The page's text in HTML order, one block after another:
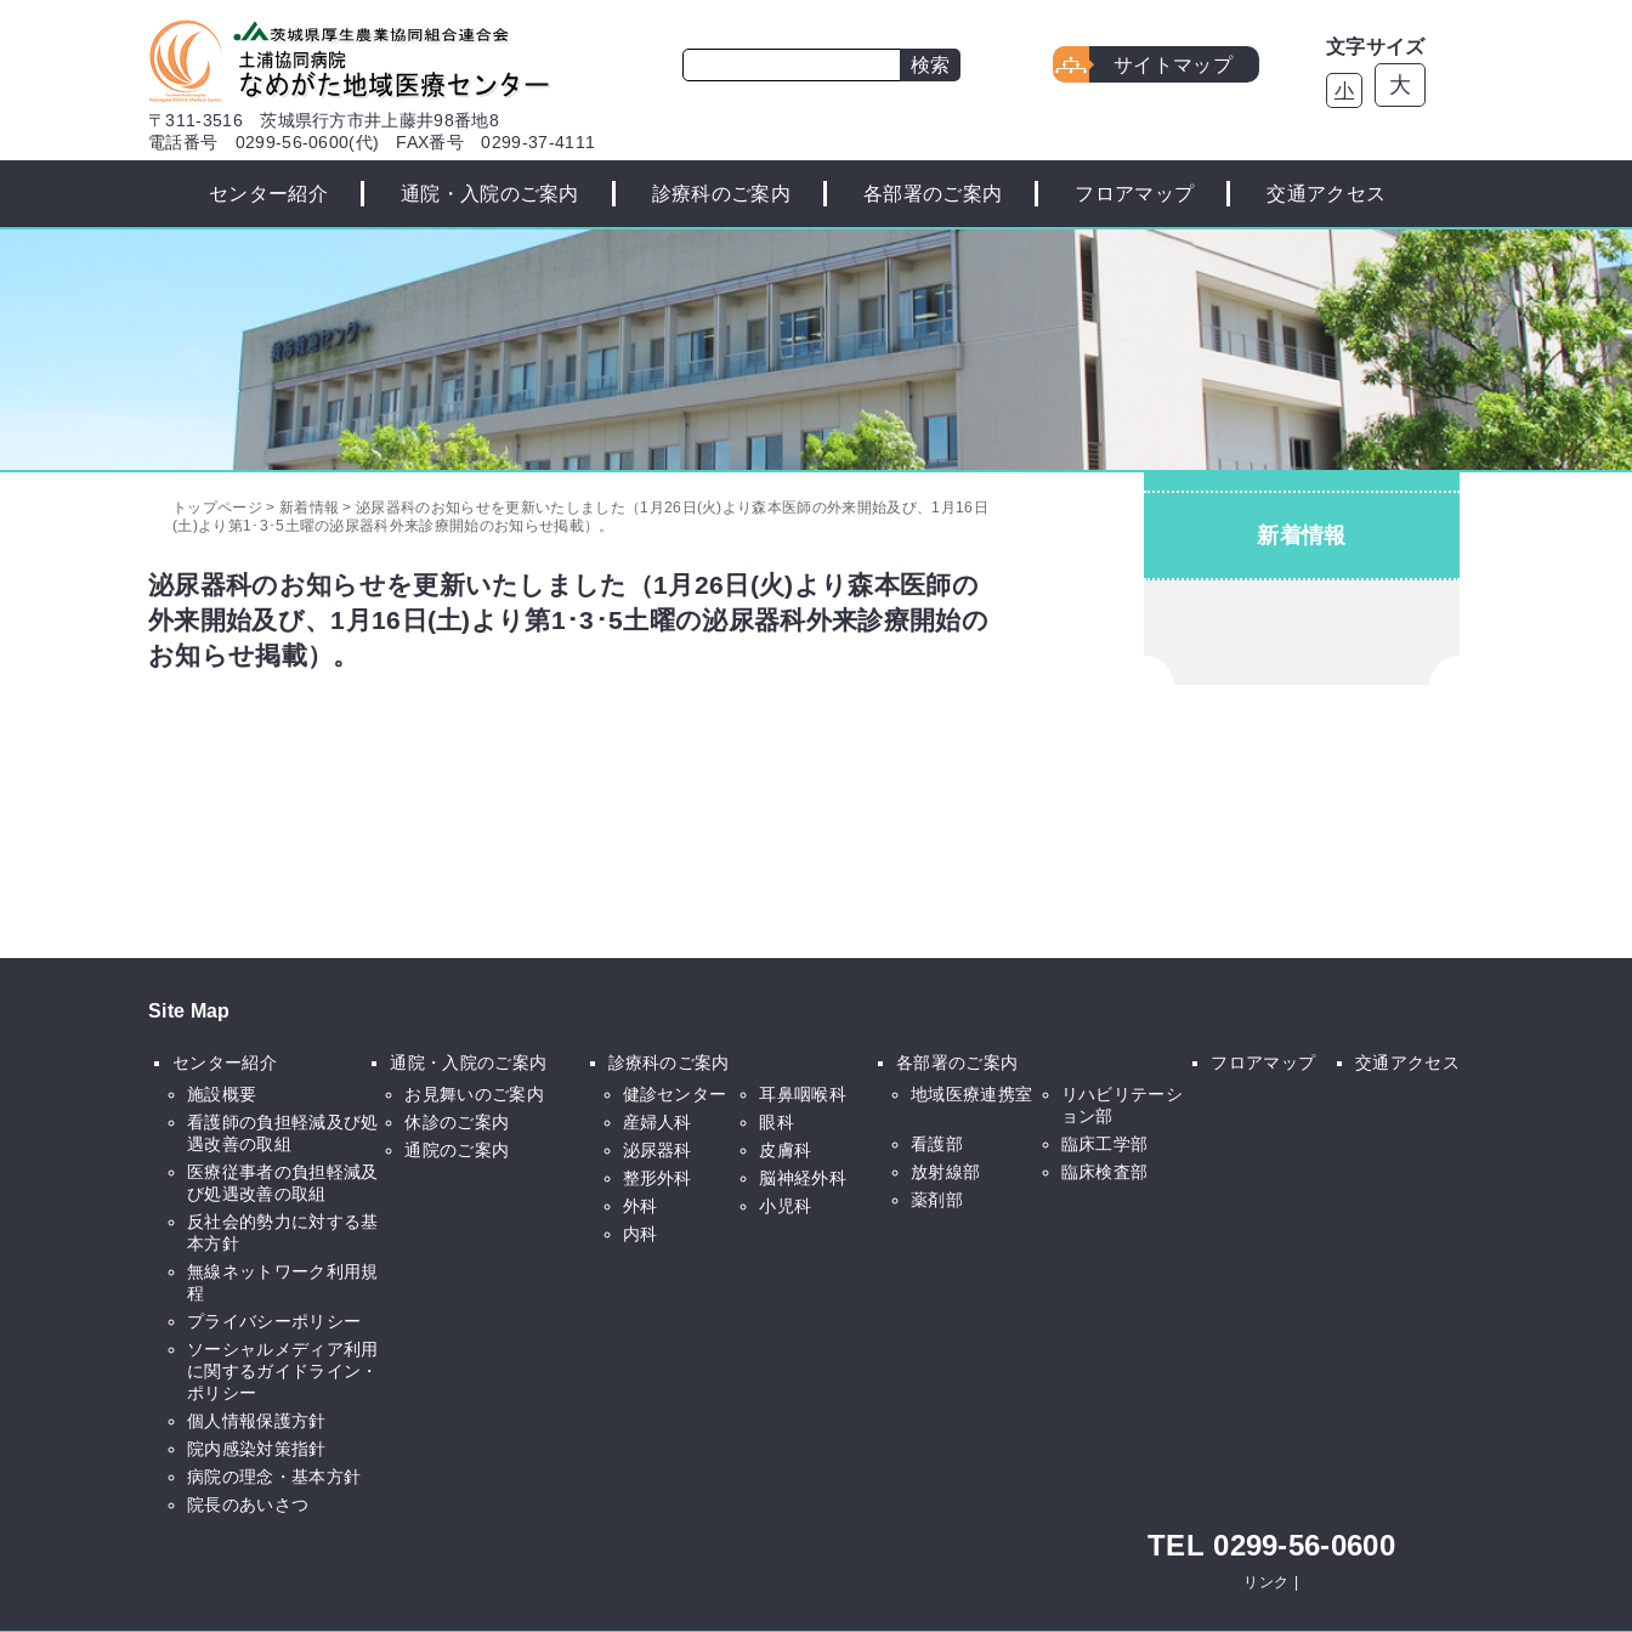
〒311-3516 茨城県行方市井上藤井98番地8
電話番号 0299-56-0600(代)
FAX番号 0299-37-4111
サイトマップ
文字サイズ
小 大
センター紹介 通院・入院のご案内 診療科のご案内 各部署のご案内 フロアマップ 交通アクセス
トップページ > 新着情報 >泌尿器科のお知らせを更新いたしました（1月26日(火)より森本医師の外来開始及び、1月16日
(土)より第1･3･5土曜の泌尿器科外来診療開始のお知らせ掲載）。
泌尿器科のお知らせを更新いたしました（1月26日(火)より森本医師の
外来開始及び、1月16日(土)より第1･3･5土曜の泌尿器科外来診療開始の
お知らせ掲載）。
新着情報
Site Map
センター紹介
施設概要
看護師の負担軽減及び処
遇改善の取組
医療従事者の負担軽減及
び処遇改善の取組
反社会的勢力に対する基
本方針
無線ネットワーク利用規
程
プライバシーポリシー
ソーシャルメディア利用
に関するガイドライン・
ポリシー
個人情報保護方針
院内感染対策指針
病院の理念・基本方針
院長のあいさつ
通院・入院のご案内
お見舞いのご案内
休診のご案内
通院のご案内
診療科のご案内
健診センター
耳鼻咽喉科
産婦人科
眼科
泌尿器科
皮膚科
整形外科
脳神経外科
外科
小児科
内科
各部署のご案内
地域医療連携室
リハビリテーシ
ョン部
看護部
臨床工学部
放射線部
臨床検査部
薬剤部
フロアマップ 交通アクセス
TEL 0299-56-0600
リンク